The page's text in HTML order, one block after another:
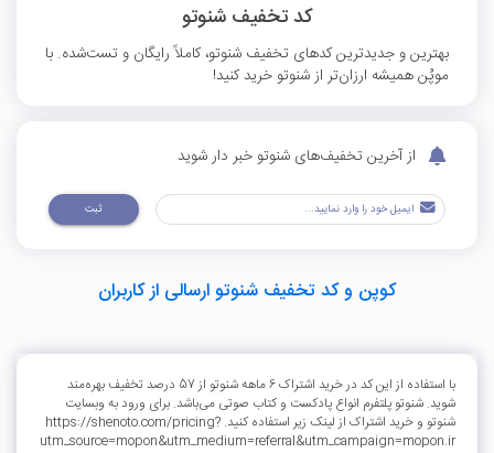
کد تخفیف شنوتو
بهترین و جدیدترین کدهای تخفیف شنوتو، کاملاً رایگان و تست‌شده. با
موپُن همیشه ارزان‌تر از شنوتو خرید کنید!
از آخرین تخفیف‌های شنوتو خبر دار شوید
ثبت
کوپن و کد تخفیف شنوتو ارسالی از کاربران
با استفاده از این کد در خرید اشتراک 6 ماهه شنوتو از 57 درصد تخفیف بهره‌مند
شوید. شنوتو پلتفرم انواع پادکست و کتاب صوتی می‌باشد. برای ورود به وبسایت
شنوتو و خرید اشتراک از لینک زیر استفاده کنید. https://shenoto.com/pricing?
utm_source=mopon&utm_medium=referral&utm_campaign=mopon.ir